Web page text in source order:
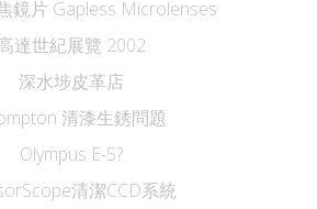
鏡片 Gapless Microlenses
達世紀展覽 2002
深水埗皮革店
清漆生銹問題
Olympus E-5?
清潔CCD系統